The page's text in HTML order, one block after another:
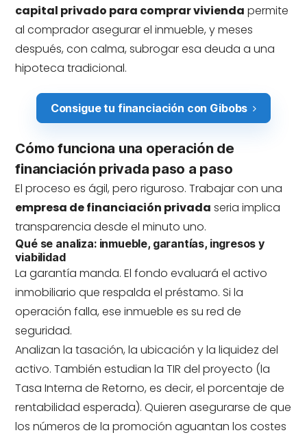
capital privado para comprar vivienda permite
al comprador asegurar el inmueble, y meses
después, con calma, subrogar esa deuda a una
hipoteca tradicional.
Consigue tu financiación con Gibobs
Cómo funciona una operación de
financiación privada paso a paso
El proceso es ágil, pero riguroso. Trabajar con una
empresa de financiación privada seria implica
transparencia desde el minuto uno.
Qué se analiza: inmueble, garantías, ingresos y
viabilidad
La garantía manda. El fondo evaluará el activo
inmobiliario que respalda el préstamo. Si la
operación falla, ese inmueble es su red de
seguridad.
Analizan la tasación, la ubicación y la liquidez del
activo. También estudian la TIR del proyecto (la
Tasa Interna de Retorno, es decir, el porcentaje de
rentabilidad esperada). Quieren asegurarse de que
los números de la promoción aguantan los costes